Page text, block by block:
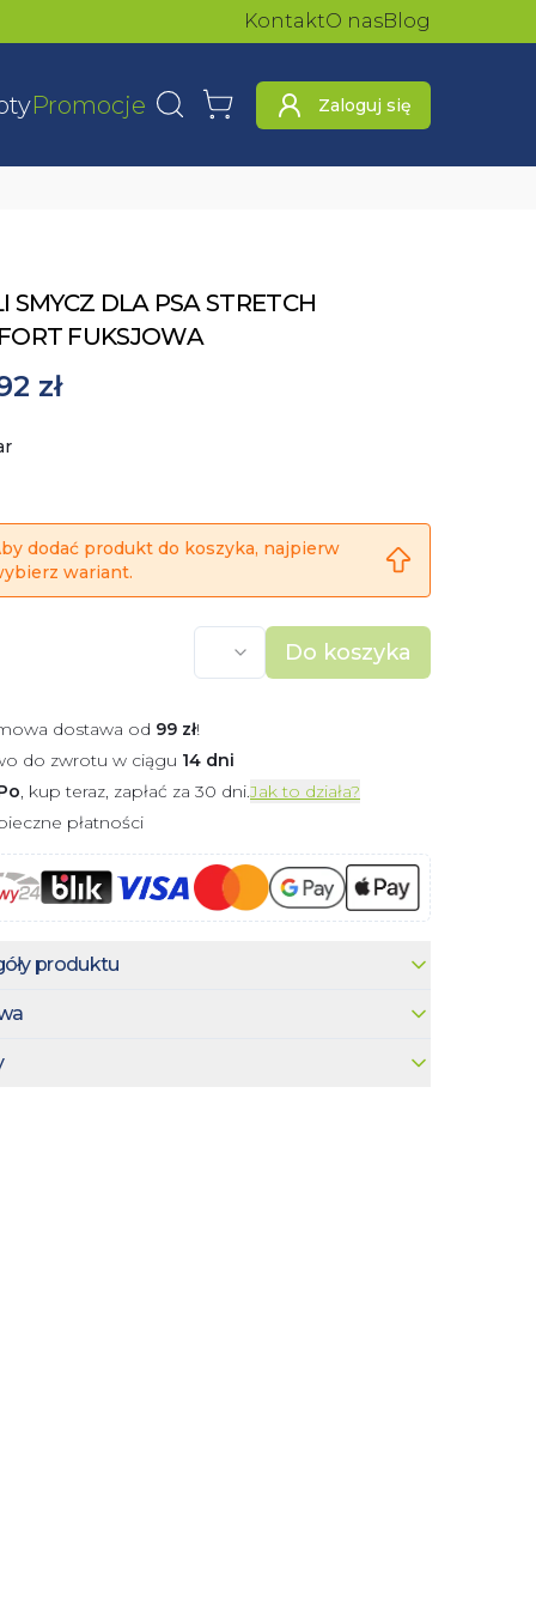
KontaktO nasBlog
Promocje WyszukajKoszyk Zaloguj się
SMYCZ DLA PSA STRETCH
FUKSJOWA
zł
dodać produkt do koszyka, najpierw
wariant.
Do koszyka
dostawa od 99 zł!
do zwrotu w ciągu 14 dni
, kup teraz, zapłać za 30 dni.Jak to działa?
płatności
produktu